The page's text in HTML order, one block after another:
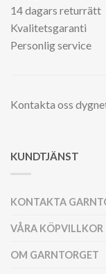
14 dagars returrätt
Kvalitetsgaranti
Personlig service
Kontakta oss
KUNDTJÄNST
KONTAKTA
VÅRA KÖPVILLKOR
OM GARNTORGET